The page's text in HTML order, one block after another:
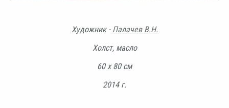
Художник - Палачев В.Н.
Холст, масло
60 х 80 см
2014 г.